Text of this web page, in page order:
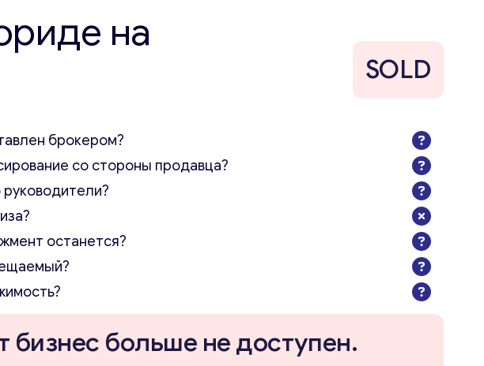
на
SOLD
брокером?
со стороны продавца?
руководители?
останется?
бизнес больше не доступен.